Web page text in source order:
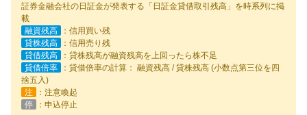
証券金融会社の日証金が発表する「日証金貸借取引残高」を時系列に掲
載
融資残高
：信用買い残
貸株残高
：信用売り残
貸借残高
：貸株残高が融資残高を上回ったら株不足
貸借倍率
：貸借倍率の計算： 融資残高 / 貸株残高 (小数点第三位を四
捨五入)
注
：注意喚起
停
：申込停止